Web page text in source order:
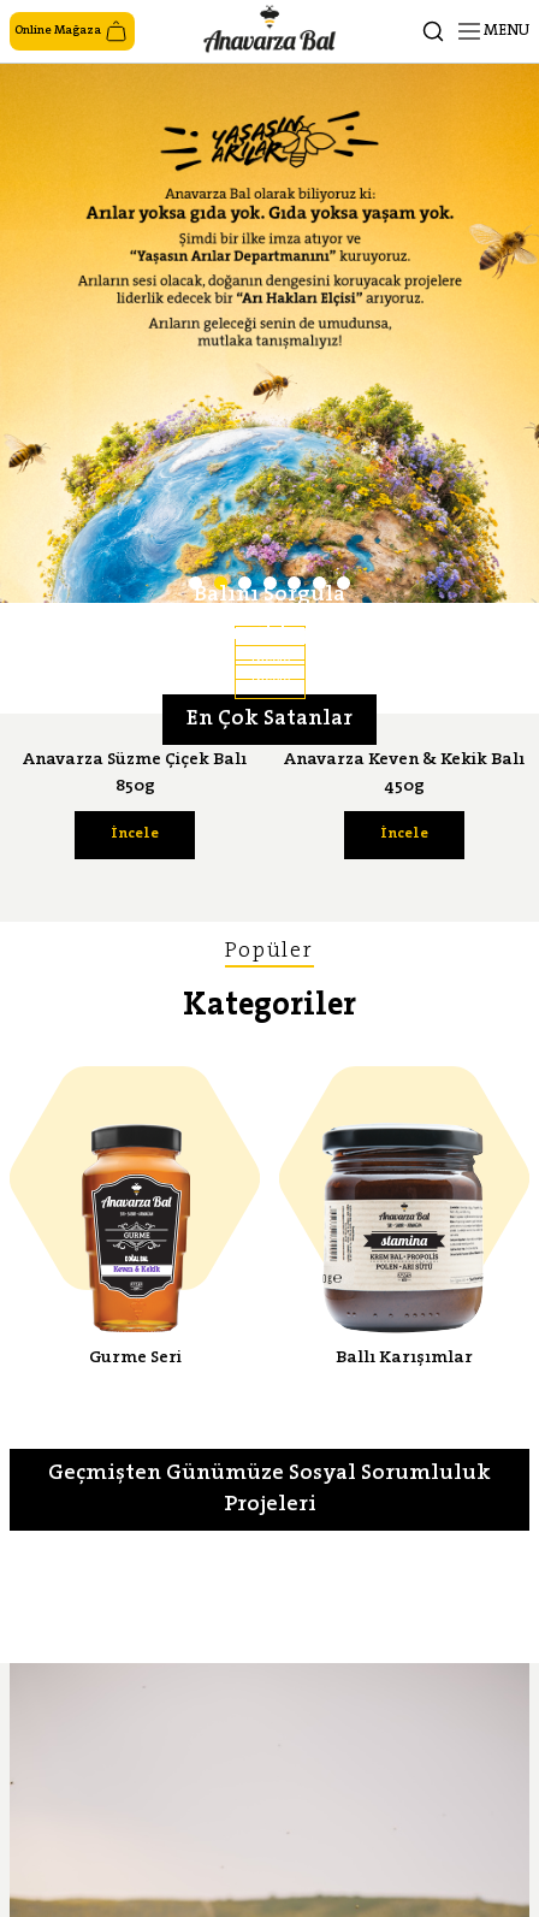
Online Mağaza MENU
Balını Sorgula
İncele
İncele
Bal Ansiklopedisi
İncele
En Çok Satanlar
Anavarza Süzme Çiçek Balı
850g
İncele
Anavarza Keven & Kekik Balı
450g
İncele
Popüler
Kategoriler
Gurme Seri Ballı Karışımlar
Geçmişten Günümüze Sosyal Sorumluluk
Projeleri